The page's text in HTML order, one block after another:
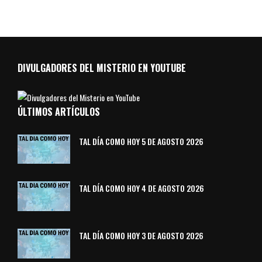
DIVULGADORES DEL MISTERIO EN YOUTUBE
ÚLTIMOS ARTÍCULOS
TAL DÍA COMO HOY 5 DE AGOSTO 2026
TAL DÍA COMO HOY 4 DE AGOSTO 2026
TAL DÍA COMO HOY 3 DE AGOSTO 2026